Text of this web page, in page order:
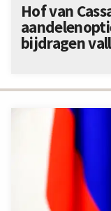
Hof van
bijdragen